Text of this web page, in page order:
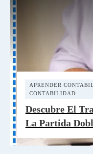
APRENDER
CONTABILIDAD
Descubre El
La Partida